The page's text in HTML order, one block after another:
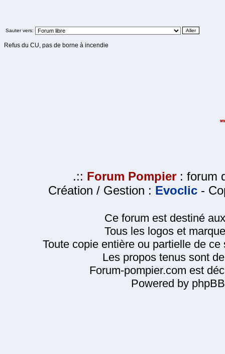
Sauter vers:
Refus du CU, pas de borne à incendie
.:: Forum Pompier : forum
Création / Gestion : Evoclic -
Ce forum est destiné
Tous les logos et
Toute copie entière ou partielle de
Les propos tenus sont
Forum-pompier.com est
Powered by